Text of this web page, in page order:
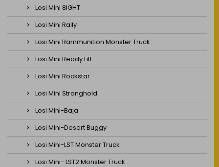
Losi Mini 8IGHT
Losi Mini Rally
Losi Mini Rammunition Monster Truck
Losi Mini Ready Lift
Losi Mini Rockstar
Losi Mini Stronghold
Losi Mini-Baja
Losi Mini-Desert Buggy
Losi Mini-LST Monster Truck
Losi Mini- LST2 Monster Truck